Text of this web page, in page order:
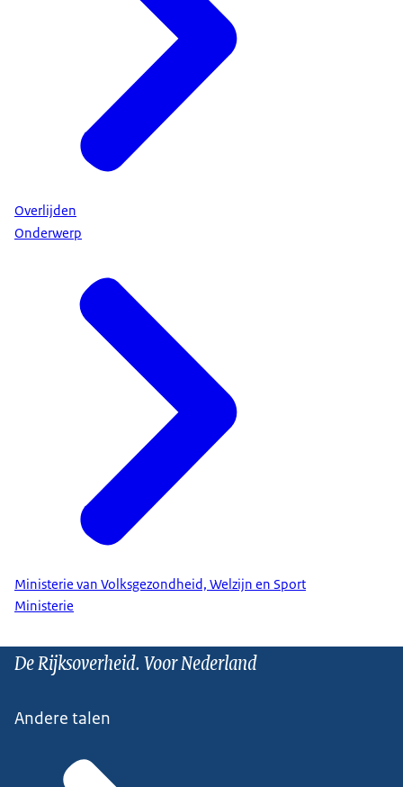
Overlijden
Onderwerp
Ministerie van Volksgezondheid, Welzijn en Sport
Ministerie
De Rijksoverheid. Voor Nederland
Andere talen